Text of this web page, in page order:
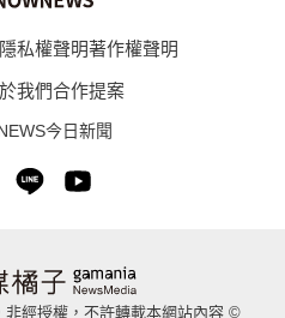
隱私權聲明著作權聲明
我們合作提案
今日新聞
經授權，不許轉載本網站內容 ©